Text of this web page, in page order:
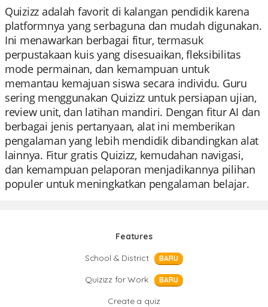
Quizizz adalah favorit di kalangan pendidik karena
platformnya yang serbaguna dan mudah digunakan.
Ini menawarkan berbagai fitur, termasuk
perpustakaan kuis yang disesuaikan, fleksibilitas
mode permainan, dan kemampuan untuk
memantau kemajuan siswa secara individu. Guru
sering menggunakan Quizizz untuk persiapan ujian,
review unit, dan latihan mandiri. Dengan fitur AI dan
berbagai jenis pertanyaan, alat ini memberikan
pengalaman yang lebih mendidik dibandingkan alat
lainnya. Fitur gratis Quizizz, kemudahan navigasi,
dan kemampuan pelaporan menjadikannya pilihan
populer untuk meningkatkan pengalaman belajar.
Features
School & District
BARU
Quizizz for Work BARU
Create a quiz